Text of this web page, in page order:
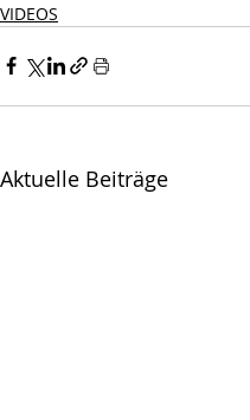
VIDEOS
Aktuelle Beiträge